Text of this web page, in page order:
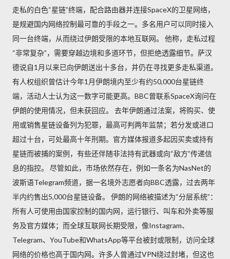
走私的白色“星链”终端，配合路由器并连接SpaceX的卫星网络，
是规避国内网络控制最可靠的手段之一。多名用户可以同时接入
同一台终端，从而绕过伊朗受限的本地互联网。 他称，走私过程
“非常复杂”，需要穿越边境和多道环节，但拒绝透露细节。萨汉
德说自1月以来已向伊朗送出十多台，并仍在寻找更多走私渠道。
有人权组织曾估计今年1月伊朗境内至少有约50,000台星链终
端，活动人士认为这一数字可能更高。BBC曾联系SpaceX询问在
伊朗的使用情况，但未获回应。 去年伊朗通过法案，将购买、使
用或销售星链设备列为犯罪，最高可判两年监禁；若分发或进口
超过十台，可处最高十年刑期。官方媒体报道多起因买卖或持有
星链而被捕的案例，有些还伴随非法持有武器或向“敌方”传递信
息的指控。 尽管如此，市场依然存在，例如一条名为NasNet的
波斯语Telegram频道，据一名境外志愿者向BBC透露，过去两年
半内约售出5,000台星链设备。 伊朗的网络被描述为“分层系统”：
所有人可使用由国家控制的国内网，运行银行、叫车和外卖等服
务及官方媒体；而全球互联网长期受限，像Instagram、
Telegram、YouTube和WhatsApp等平台被封或限制，访问全球
网络的价格也高于国内网。许多人曾通过VPN绕过封堵，但这也